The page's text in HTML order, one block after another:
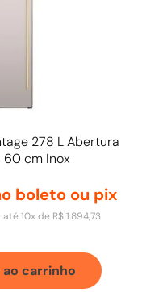
278 L Abertura
60 cm Inox
boleto ou pix
até10x de R$1.894,73
carrinho